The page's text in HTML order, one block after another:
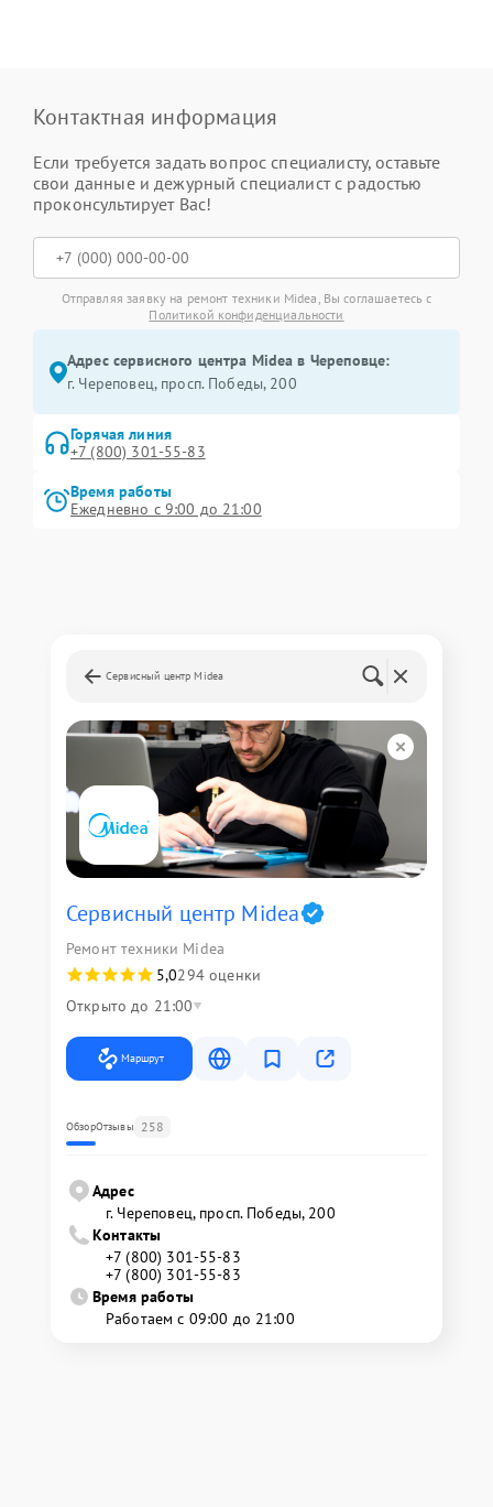
Контактная информация
Если требуется задать вопрос специалисту, оставьте
свои данные и дежурный специалист с радостью
проконсультирует Вас!
Отправляя заявку на ремонт техники Midea, Вы соглашаетесь с
Политикой конфиденциальности
Адрес сервисного центра Midea в Череповце:
г. Череповец, просп. Победы, 200
Горячая линия
+7 (800) 301-55-83
Время работы
Ежедневно с 9:00 до 21:00
Сервисный центр Midea
Сервисный центр Midea
Ремонт техники Midea
5,0294 оценки
Открыто до 21:00
Маршрут
ОбзорОтзывы 258
Адрес
г. Череповец, просп. Победы, 200
Контакты
+7 (800) 301-55-83
+7 (800) 301-55-83
Время работы
Работаем с 09:00 до 21:00